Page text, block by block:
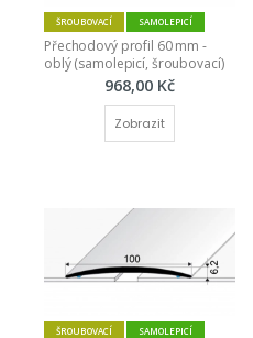
ŠROUBOVACÍ SAMOLEPICÍ
Přechodový profil 60 mm -
oblý (samolepicí, šroubovací)
968,00 Kč
Zobrazit
ŠROUBOVACÍ SAMOLEPICÍ